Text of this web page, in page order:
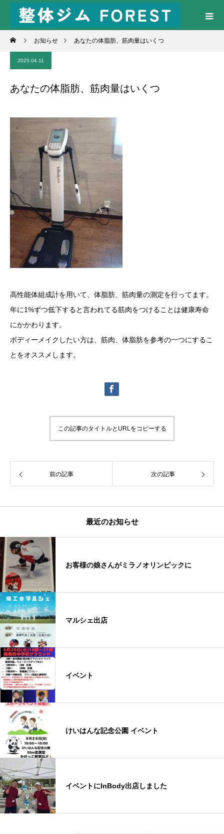
お知らせ あなたの体脂肪、筋肉量はいくつ
2025.04.11
あなたの体脂肪、筋肉量はいくつ
高性能体組成計を用いて、体脂肪、筋肉量の測定を行ってます。
年に1%ずつ低下すると言われてる筋肉をつけることは健康寿命
にかかわります。
ボディーメイクしたい方は、筋肉、体脂肪を参考の一つにするこ
とをオススメします。
この記事のタイトルとURLをコピーする
前の記事 次の記事
最近のお知らせ
お客様の娘さんがミラノオリンピックに
マルシェ出店
イベント
けいはんな記念公園 イベント
イベントにInBody出店しました